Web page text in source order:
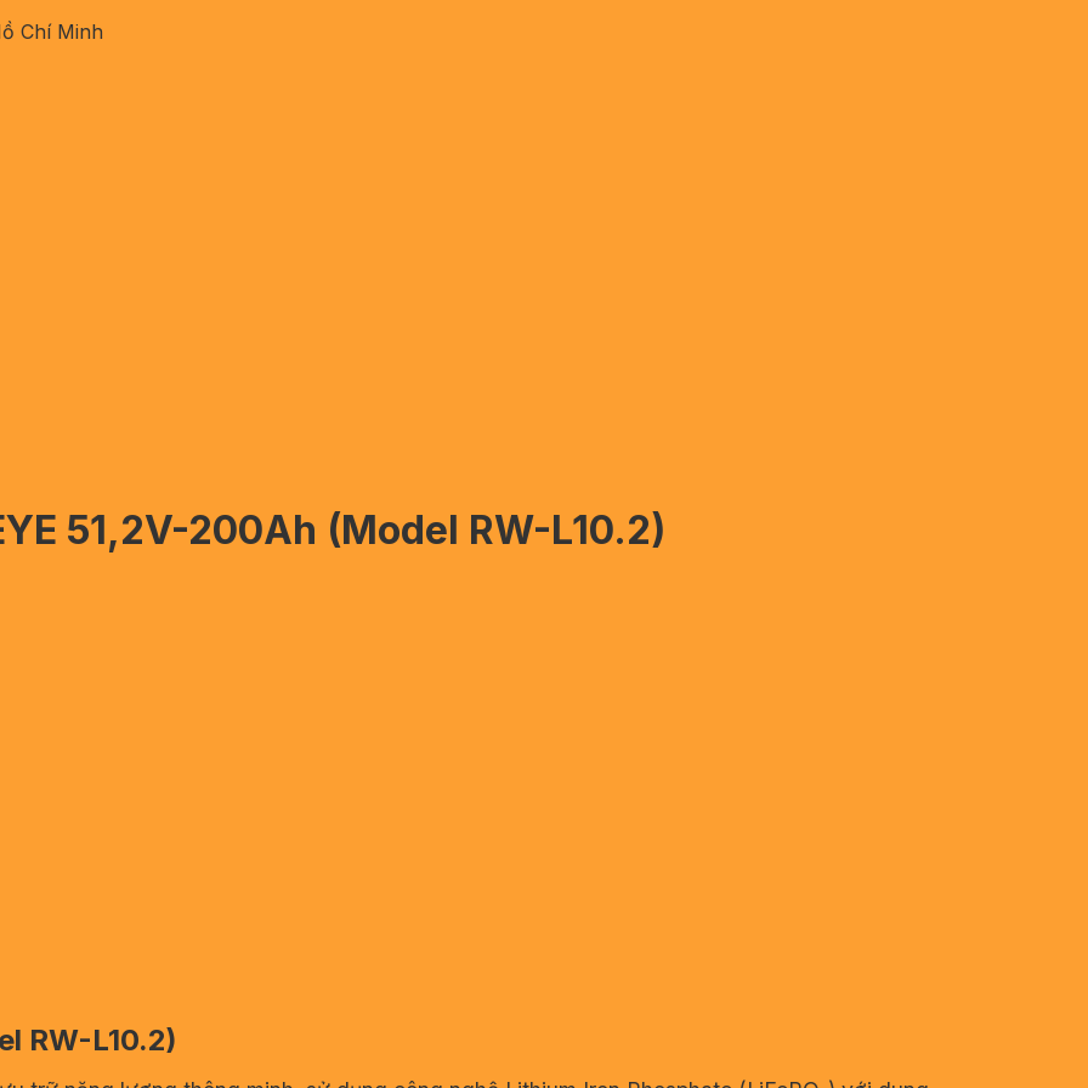
Chí Minh
51,2V-200Ah (Model RW-L10.2)
RW-L10.2)